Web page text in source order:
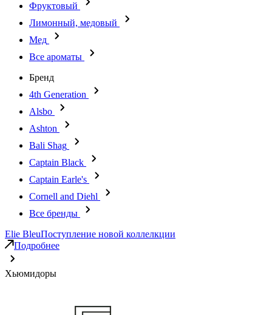
Фруктовый
Лимонный, медовый
Мед
Все ароматы
Бренд
4th Generation
Alsbo
Ashton
Bali Shag
Captain Black
Captain Earle's
Cornell and Diehl
Все бренды
Elie BleuПоступление новой коллелкции
Подробнее
Хьюмидоры